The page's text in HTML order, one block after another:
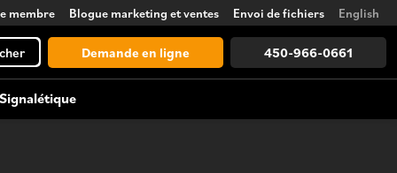
membre Blogue marketing et ventes Envoi de fichiers English
Demande en ligne 450-966-0661
Signalétique